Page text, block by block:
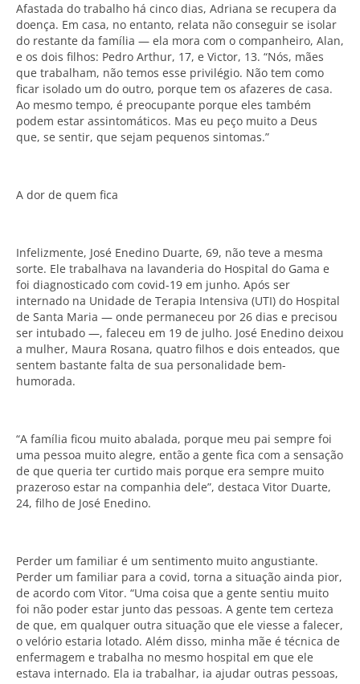
Afastada do trabalho há cinco dias, Adriana se recupera da
doença. Em casa, no entanto, relata não conseguir se isolar
do restante da família — ela mora com o companheiro, Alan,
e os dois filhos: Pedro Arthur, 17, e Victor, 13. “Nós, mães
que trabalham, não temos esse privilégio. Não tem como
ficar isolado um do outro, porque tem os afazeres de casa.
Ao mesmo tempo, é preocupante porque eles também
podem estar assintomáticos. Mas eu peço muito a Deus
que, se sentir, que sejam pequenos sintomas.”
A dor de quem fica
Infelizmente, José Enedino Duarte, 69, não teve a mesma
sorte. Ele trabalhava na lavanderia do Hospital do Gama e
foi diagnosticado com covid-19 em junho. Após ser
internado na Unidade de Terapia Intensiva (UTI) do Hospital
de Santa Maria — onde permaneceu por 26 dias e precisou
ser intubado —, faleceu em 19 de julho. José Enedino deixou
a mulher, Maura Rosana, quatro filhos e dois enteados, que
sentem bastante falta de sua personalidade bem-
humorada.
“A família ficou muito abalada, porque meu pai sempre foi
uma pessoa muito alegre, então a gente fica com a sensação
de que queria ter curtido mais porque era sempre muito
prazeroso estar na companhia dele”, destaca Vitor Duarte,
24, filho de José Enedino.
Perder um familiar é um sentimento muito angustiante.
Perder um familiar para a covid, torna a situação ainda pior,
de acordo com Vitor. “Uma coisa que a gente sentiu muito
foi não poder estar junto das pessoas. A gente tem certeza
de que, em qualquer outra situação que ele viesse a falecer,
o velório estaria lotado. Além disso, minha mãe é técnica de
enfermagem e trabalha no mesmo hospital em que ele
estava internado. Ela ia trabalhar, ia ajudar outras pessoas,